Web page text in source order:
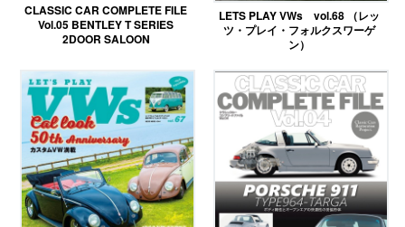
CLASSIC CAR COMPLETE FILE
Vol.05 BENTLEY T SERIES
2DOOR SALOON
LETS PLAY VWs vol.68 （レッ
ツ・プレイ・フォルクスワーゲ
ン）